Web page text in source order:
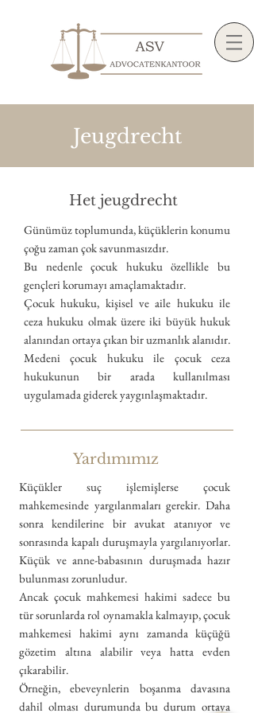
Jeugdrecht
Het jeugdrecht
Günümüz toplumunda, küçüklerin konumu
çoğu zaman çok savunmasızdır.
Bu nedenle çocuk hukuku özellikle bu
gençleri korumayı amaçlamaktadır.
Çocuk hukuku, kişisel ve aile hukuku ile
ceza hukuku olmak üzere iki büyük hukuk
alanından ortaya çıkan bir uzmanlık alanıdır.
Medeni çocuk hukuku ile çocuk ceza
hukukunun bir arada kullanılması
uygulamada giderek yaygınlaşmaktadır.
Yardımımız
Küçükler suç işlemişlerse çocuk
mahkemesinde yargılanmaları gerekir. Daha
sonra kendilerine bir avukat atanıyor ve
sonrasında kapalı duruşmayla yargılanıyorlar.
Küçük ve anne-babasının duruşmada hazır
bulunması zorunludur.
Ancak çocuk mahkemesi hakimi sadece bu
tür sorunlarda rol oynamakla kalmayıp, çocuk
mahkemesi hakimi aynı zamanda küçüğü
gözetim altına alabilir veya hatta evden
çıkarabilir.
Örneğin, ebeveynlerin boşanma davasına
dahil olması durumunda bu durum ortaya